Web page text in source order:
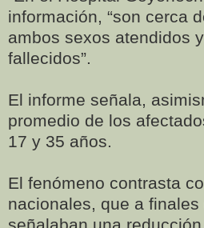
información, “son cerca
ambos sexos atendidos
fallecidos”.
El informe señala,
promedio de los
17 y 35 años.
El fenómeno contrasta
nacionales, que a
señalaban una